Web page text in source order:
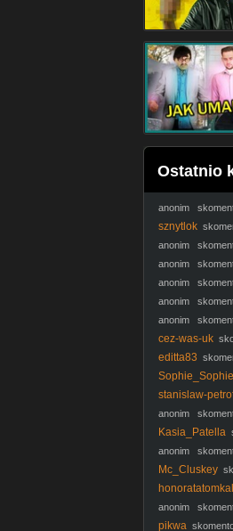
Ostatnio
anonim
akcji. 1993.
sznytlok
anonim
anonim
anonim
anonim
SĄ UZNANE
anonim
SĄ UZNANE
cez-was-uk
editta83
stanislaw-
anonim
Lektor
Kasia_Patella
anonim
Lektor.pl
Mc_Cluskey
Lektor.pl
anonim
Destoroyah
pikwa